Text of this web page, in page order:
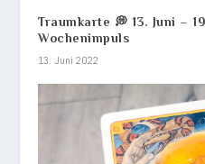
Traumkarte 💭 13. Juni –
Wochenimpuls
13. Juni 2022